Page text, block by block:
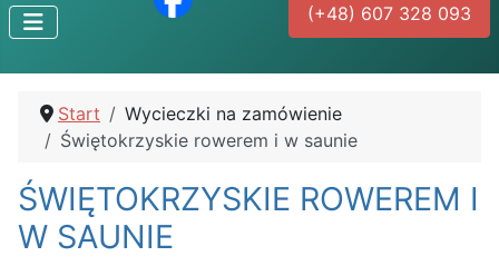
(+48) 607 328 093
Start
Wycieczki na zamówienie
Świętokrzyskie rowerem i w saunie
ŚWIĘTOKRZYSKIE ROWEREM I
W SAUNIE